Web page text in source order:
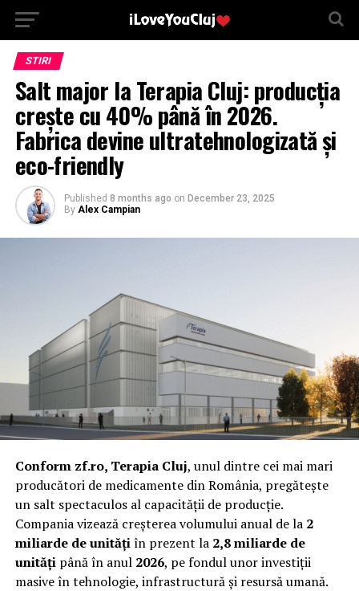
STIRI
Salt major la Terapia Cluj: producția
crește cu 40% până în 2026.
Fabrica devine ultratehnologizată și
eco-friendly
Published 8 months ago on December 23, 2025
By Alex Campian
Conform zf.ro, Terapia Cluj, unul dintre cei mai mari
producători de medicamente din România, pregătește
un salt spectaculos al capacității de producție.
Compania vizează creșterea volumului anual de la 2
miliarde de unitățiîn prezent la 2,8 miliarde de
unitățipână în anul 2026, pe fondul unor investiții
masive în tehnologie, infrastructură și resursă umană.